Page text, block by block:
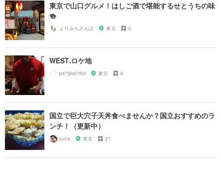
東京で山口グルメ！はしご酒で堪能するせとうちの味
🍻
よりみちさんぽ 東京 0
WESTꓸロケ地
p47j9w7r5d 東京 8
国立で巨大穴子天丼食べませんか？国立おすすめのラ
ンチ！（更新中）
yuna 東京 21